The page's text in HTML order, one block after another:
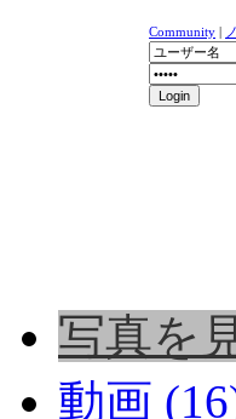
Community |
写真を
動画